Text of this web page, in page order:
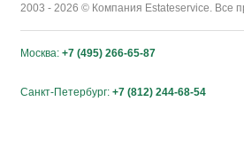
2003 - 2026 © Компания Estateservice. Все
Москва: +7 (495) 266-65-87
Санкт-Петербург: +7 (812) 244-68-54